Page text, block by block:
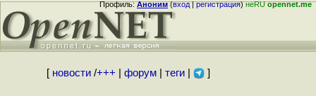
Профиль:Аноним(вход|регистрация)неRUopennet.me
[ новости/+++ форум| теги| ]